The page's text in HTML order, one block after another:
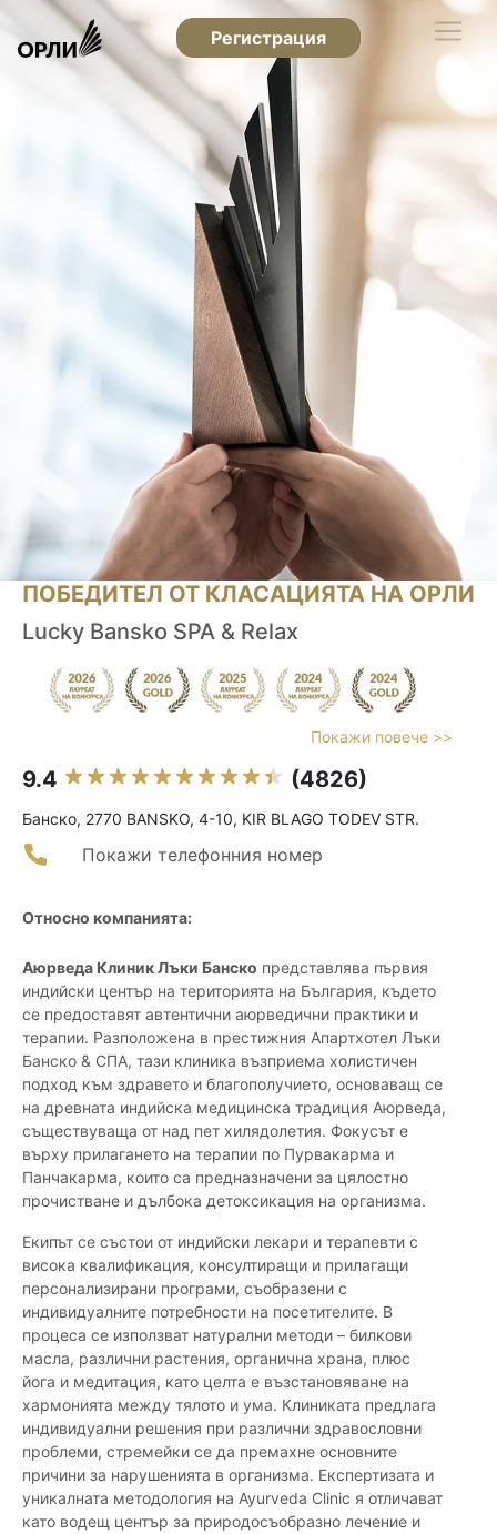
Регистрация
ПОБЕДИТЕЛ ОТ КЛАСАЦИЯТА НА ОРЛИ
Lucky Bansko SPA & Relax
Покажи повече >>
9.4 (4826)
Банско, 2770 BANSKO, 4-10, KIR BLAGO TODEV STR.
Покажи телефонния номер
Относно компанията:
Аюрведа Клиник Лъки Банско представлява първия
индийски център на територията на България, където
се предоставят автентични аюрведични практики и
терапии. Разположена в престижния Апартхотел Лъки
Банско & СПА, тази клиника възприема холистичен
подход към здравето и благополучието, основаващ се
на древната индийска медицинска традиция Аюрведа,
съществуваща от над пет хилядолетия. Фокусът е
върху прилагането на терапии по Пурвакарма и
Панчакарма, които са предназначени за цялостно
прочистване и дълбока детоксикация на организма.
Екипът се състои от индийски лекари и терапевти с
висока квалификация, консултиращи и прилагащи
персонализирани програми, съобразени с
индивидуалните потребности на посетителите. В
процеса се използват натурални методи – билкови
масла, различни растения, органична храна, плюс
йога и медитация, като целта е възстановяване на
хармонията между тялото и ума. Клиниката предлага
индивидуални решения при различни здравословни
проблеми, стремейки се да премахне основните
причини за нарушенията в организма. Експертизата и
уникалната методология на Ayurveda Clinic я отличават
като водещ център за природосъобразно лечение и